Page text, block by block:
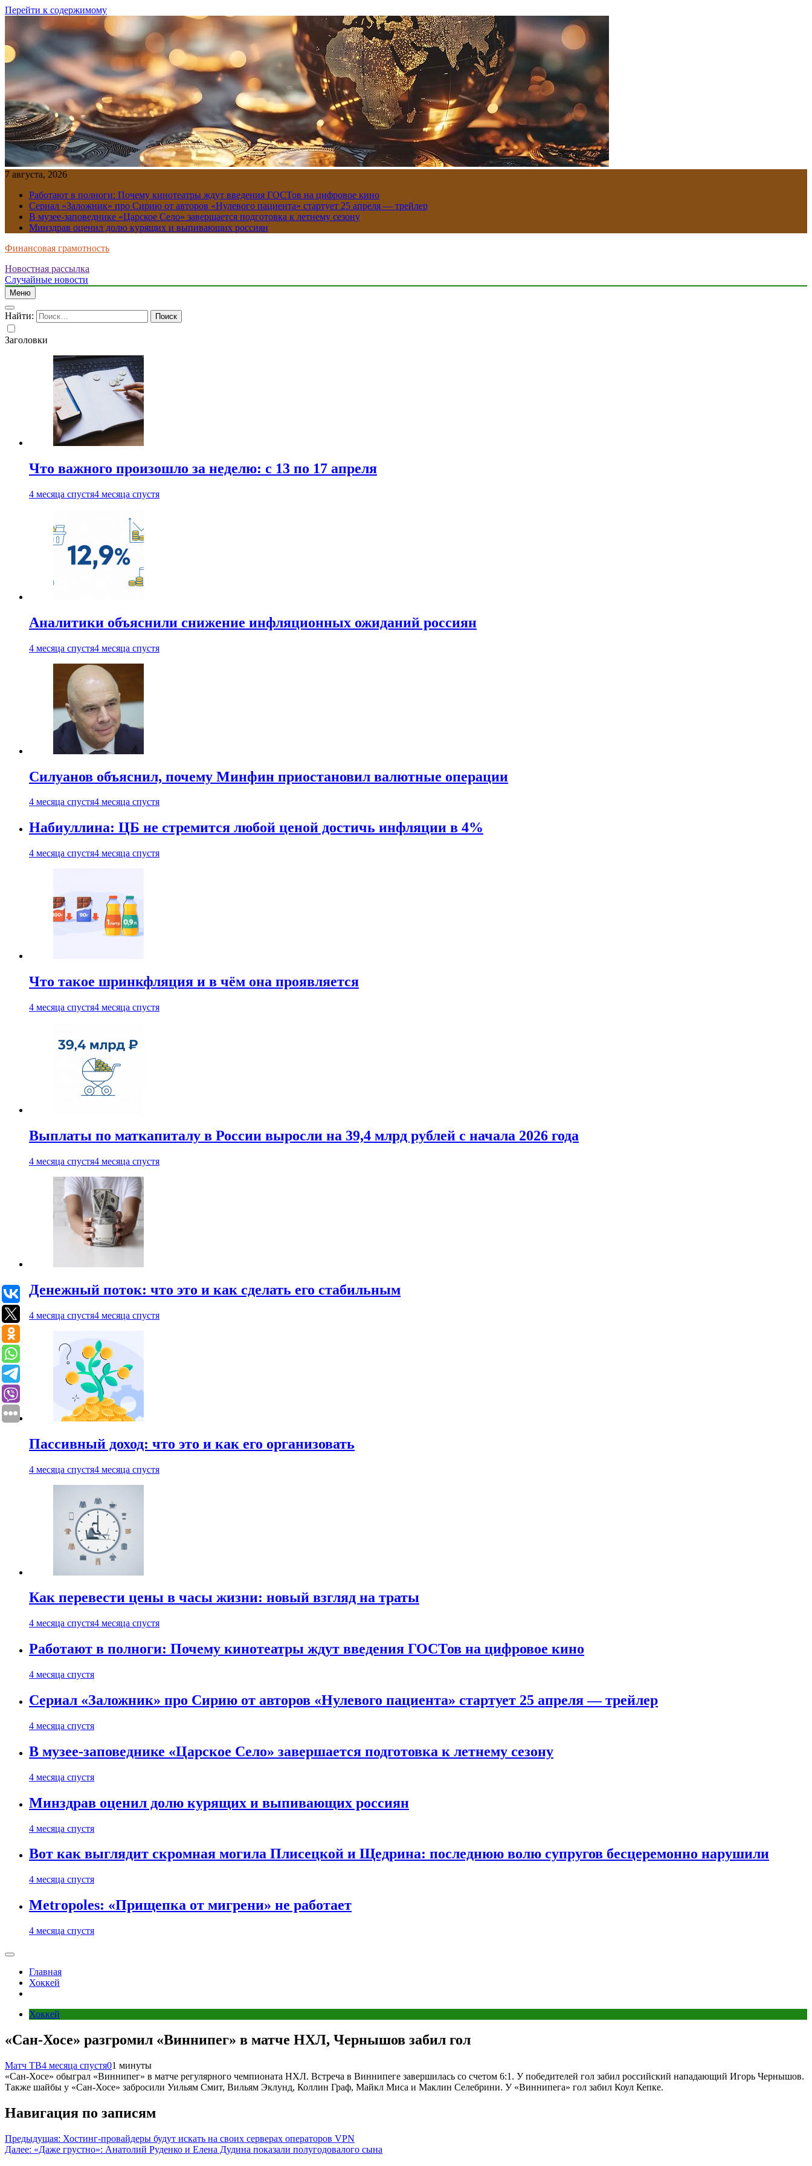
Перейти к содержимому
7 августа, 2026
Работают в полноги: Почему кинотеатры ждут введения ГОСТов на цифровое кино
Сериал «Заложник» про Сирию от авторов «Нулевого пациента» стартует 25 апреля — трейлер
В музее-заповеднике «Царское Село» завершается подготовка к летнему сезону
Минздрав оценил долю курящих и выпивающих россиян
Финансовая грамотность
Новостная рассылка
Случайные новости
Меню
Найти:
Заголовки
Что важного произошло за неделю: с 13 по 17 апреля
4 месяца спустя4 месяца спустя
Аналитики объяснили снижение инфляционных ожиданий россиян
4 месяца спустя4 месяца спустя
Силуанов объяснил, почему Минфин приостановил валютные операции
4 месяца спустя4 месяца спустя
Набиуллина: ЦБ не стремится любой ценой достичь инфляции в 4%
4 месяца спустя4 месяца спустя
Что такое шринкфляция и в чём она проявляется
4 месяца спустя4 месяца спустя
Выплаты по маткапиталу в России выросли на 39,4 млрд рублей с начала 2026 года
4 месяца спустя4 месяца спустя
Денежный поток: что это и как сделать его стабильным
4 месяца спустя4 месяца спустя
Пассивный доход: что это и как его организовать
4 месяца спустя4 месяца спустя
Как перевести цены в часы жизни: новый взгляд на траты
4 месяца спустя4 месяца спустя
Работают в полноги: Почему кинотеатры ждут введения ГОСТов на цифровое кино
4 месяца спустя
Сериал «Заложник» про Сирию от авторов «Нулевого пациента» стартует 25 апреля — трейлер
4 месяца спустя
В музее-заповеднике «Царское Село» завершается подготовка к летнему сезону
4 месяца спустя
Минздрав оценил долю курящих и выпивающих россиян
4 месяца спустя
Вот как выглядит скромная могила Плисецкой и Щедрина: последнюю волю супругов бесцеремонно нарушили
4 месяца спустя
Metropoles: «Прищепка от мигрени» не работает
4 месяца спустя
Главная
Хоккей
Хоккей
«Сан‑Хосе» разгромил «Виннипег» в матче НХЛ, Чернышов забил гол
Матч ТВ4 месяца спустя01 минуты
«Сан‑Хосе» обыграл «Виннипег» в матче регулярного чемпионата НХЛ. Встреча в Виннипеге завершилась со счетом 6:1. У победителей гол забил российский нападающий Игорь Чернышов.
Также шайбы у «Сан‑Хосе» забросили Уильям Смит, Вильям Эклунд, Коллин Граф, Майкл Миса и Маклин Селебрини. У «Виннипега» гол забил Коул Кепке.
Навигация по записям
Предыдущая: Хостинг-провайдеры будут искать на своих серверах операторов VPN
Далее: «Даже грустно»: Анатолий Руденко и Елена Дудина показали полугодовалого сына